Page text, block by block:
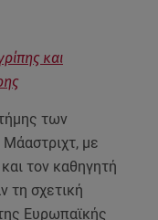
και
των
με
τον καθηγητή
τη σχετική
Ευρωπαϊκής